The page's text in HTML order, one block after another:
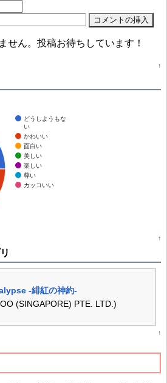
せん。投稿お待ちしています！
↑
どうしようもな
い
かわいい
面白い
美しい
楽しい
尊い
カッコいい
↑
-緋紅の神約-
(SINGAPORE) PTE. LTD.)
↑